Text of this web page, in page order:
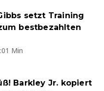
setzt Training
bestbezahlten
Min
Barkley Jr. kopiert